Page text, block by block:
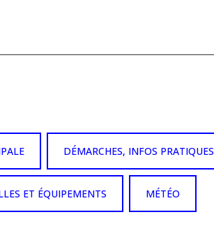
DÉMARCHES, INFOS PRATIQUES
ET ÉQUIPEMENTS MÉTÉO